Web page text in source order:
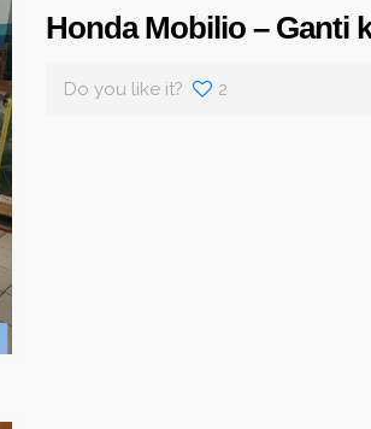
Honda Mobilio – Ganti
Do you like it? 2